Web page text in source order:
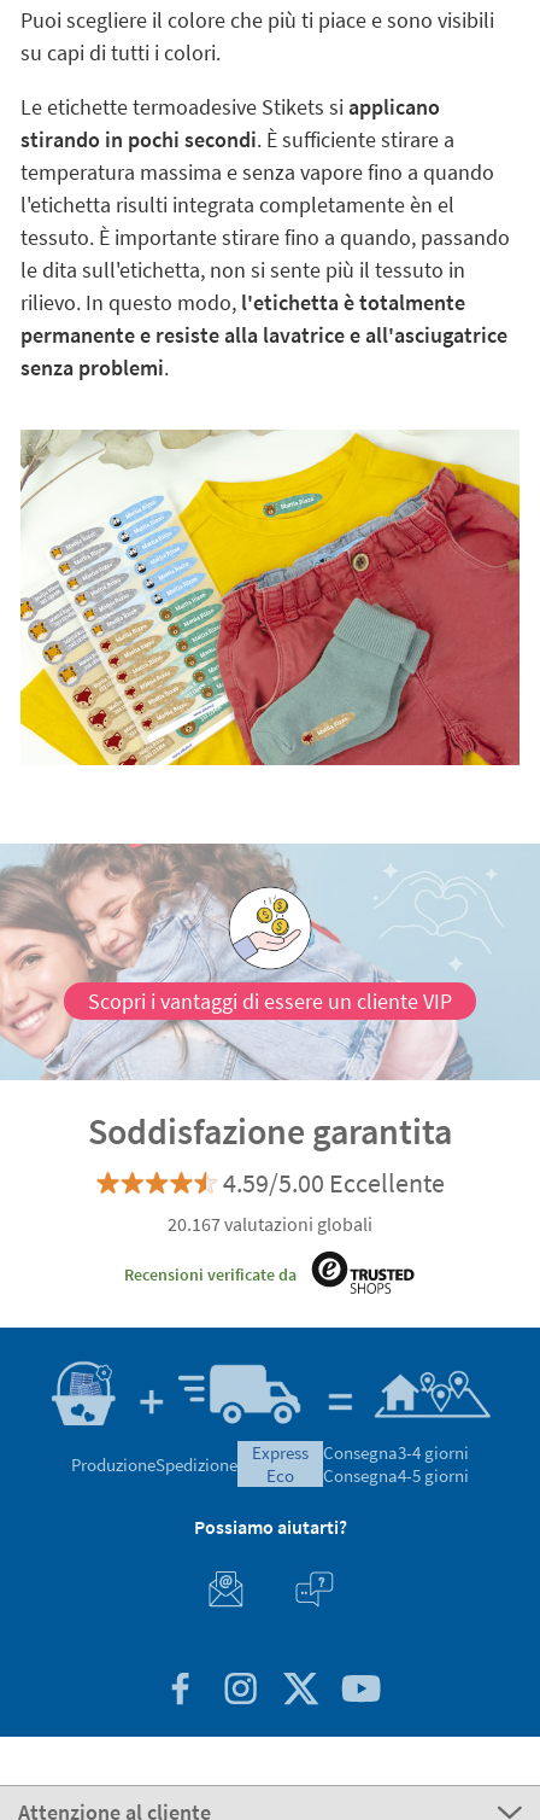
Puoi scegliere il colore che più ti piace e sono visibili
su capi di tutti i colori.
Le etichette termoadesive Stikets siapplicano
stirando in pochi secondi. È sufficiente stirare a
temperatura massima e senza vapore fino a quando
l'etichetta risulti integrata completamente èn el
tessuto. È importante stirare fino a quando, passando
le dita sull'etichetta, non si sente più il tessuto in
rilievo. In questo modo, l'etichetta è totalmente
permanente e resiste alla lavatrice e all'asciugatrice
senza problemi.
Scopri i vantaggi di essere un cliente VIP
Soddisfazione garantita
4.59/5.00 Eccellente
20.167 valutazioni globali
Recensioni verificate da
ProduzioneSpedizione
express
eco
Consegna3-4 giorni
Consegna4-5 giorni
Possiamo aiutarti?
Attenzione al cliente